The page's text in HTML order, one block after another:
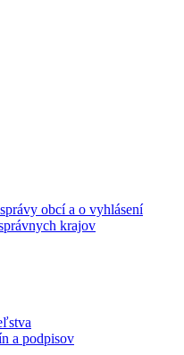
obcí a o vyhlásení
krajov
a podpisov